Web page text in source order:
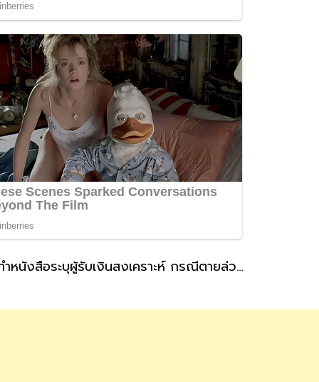
ประกันสังคม แนะผู้ประกันตนที่สถานะโสดทำหนังสือระบุผู้รับเงินสงเคราะห์ กรณีตายล่วงหน้า